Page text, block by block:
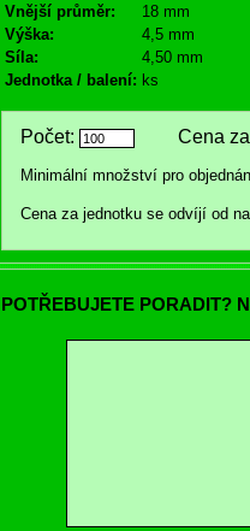
Vnější průměr:
18 mm
Výška:
4,5 mm
Síla:
4,50 mm
Jednotka / balení: ks
Počet: Cena za
Minimální množství pro
Cena za jednotku se odvíjí od
POTŘEBUJETE PORADIT?